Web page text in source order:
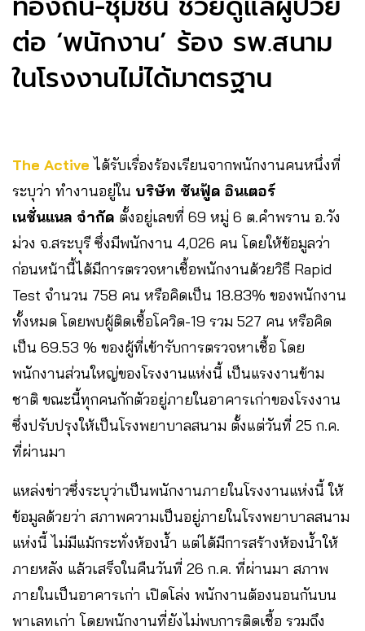
ต่อ ‘พนักงาน’ ร้อง รพ.สนาม
ในโรงงานไม่ได้มาตรฐาน
The Active ได้รับเรื่องร้องเรียนจากพนักงานคนหนึ่งที่
ระบุว่า ทำงานอยู่ใน บริษัท ซันฟู้ด อินเตอร์
เนชั่นแนล จำกัด ตั้งอยู่เลขที่ 69 หมู่ 6 ต.คำพราน อ.วัง
ม่วง จ.สระบุรี ซึ่งมีพนักงาน 4,026 คน โดยให้ข้อมูลว่า
ก่อนหน้านี้ได้มีการตรวจหาเชื้อพนักงานด้วยวิธี Rapid
Test จำนวน 758 คน หรือคิดเป็น 18.83% ของพนักงาน
ทั้งหมด โดยพบผู้ติดเชื้อโควิด-19 รวม 527 คน หรือคิด
เป็น 69.53 % ของผู้ที่เข้ารับการตรวจหาเชื้อ โดย
พนักงานส่วนใหญ่ของโรงงานแห่งนี้ เป็นแรงงานข้าม
ชาติ ขณะนี้ทุกคนกักตัวอยู่ภายในอาคารเก่าของโรงงาน
ซึ่งปรับปรุงให้เป็นโรงพยาบาลสนาม ตั้งแต่วันที่ 25 ก.ค.
ที่ผ่านมา
แหล่งข่าวซึ่งระบุว่าเป็นพนักงานภายในโรงงานแห่งนี้ ให้
ข้อมูลด้วยว่า สภาพความเป็นอยู่ภายในโรงพยาบาลสนาม
แห่งนี้ ไม่มีแม้กระทั่งห้องน้ำ แต่ได้มีการสร้างห้องน้ำให้
ภายหลัง แล้วเสร็จในคืนวันที่ 26 ก.ค. ที่ผ่านมา สภาพ
ภายในเป็นอาคารเก่า เปิดโล่ง พนักงานต้องนอนกันบน
พาเลทเก่า โดยพนักงานที่ยังไม่พบการติดเชื้อ รวมถึง